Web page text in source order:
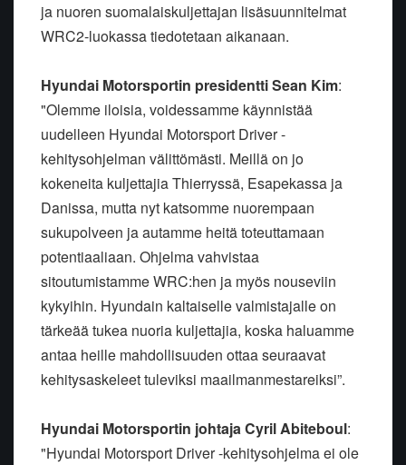
ja nuoren suomalaiskuljettajan lisäsuunnitelmat
WRC2-luokassa tiedotetaan aikanaan.
Hyundai Motorsportin presidentti Sean Kim:
"Olemme iloisia, voidessamme käynnistää
uudelleen Hyundai Motorsport Driver -
kehitysohjelman välittömästi. Meillä on jo
kokeneita kuljettajia Thierryssä, Esapekassa ja
Danissa, mutta nyt katsomme nuorempaan
sukupolveen ja autamme heitä toteuttamaan
potentiaaliaan. Ohjelma vahvistaa
sitoutumistamme WRC:hen ja myös nouseviin
kykyihin. Hyundain kaltaiselle valmistajalle on
tärkeää tukea nuoria kuljettajia, koska haluamme
antaa heille mahdollisuuden ottaa seuraavat
kehitysaskeleet tuleviksi maailmanmestareiksi”.
Hyundai Motorsportin johtaja Cyril Abiteboul:
"Hyundai Motorsport Driver -kehitysohjelma ei ole